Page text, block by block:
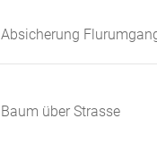
Absicherung
Baum über Strasse